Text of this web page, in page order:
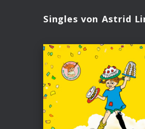
Singles von Astrid